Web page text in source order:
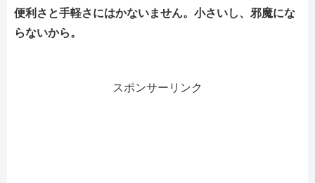
便利さと手軽さにはかないません。小さいし、邪魔にな
らないから。
スポンサーリンク